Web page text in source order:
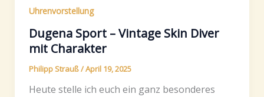
Uhrenvorstellung
Dugena Sport – Vintage Skin Diver
mit Charakter
Philipp Strauß/April 19, 2025
Heute stelle ich euch ein ganz besonderes